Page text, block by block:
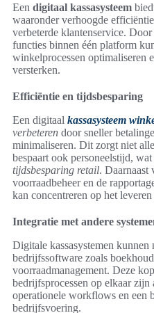
Een digitaal kassasysteem
waaronder verhoogde
verbeterde klantenservice.
functies binnen één platform
winkelprocessen optimaliseren
versterken.
Efficiëntie en tijdsbesparing
Een digitaal kassasysteem
verbeteren door sneller
minimaliseren. Dit zorgt niet
bespaart ook personeelstijd,
tijdsbesparing retail. Daarnaast
voorraadbeheer en de
kan concentreren op het
Integratie met andere
Digitale kassasystemen kunnen
bedrijfssoftware zoals
voorraadmanagement. Deze
bedrijfsprocessen op elkaar
operationele workflows en een
bedrijfsvoering.